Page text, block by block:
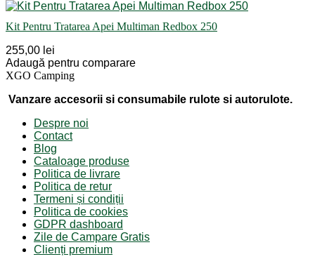
Kit Pentru Tratarea Apei Multiman Redbox 250
255,00 lei
Adaugă pentru comparare
XGO Camping
Vanzare accesorii si consumabile rulote si autorulote.
Despre noi
Contact
Blog
Cataloage produse
Politica de livrare
Politica de retur
Termeni și condiții
Politica de cookies
GDPR dashboard
Zile de Campare Gratis
Clienți premium